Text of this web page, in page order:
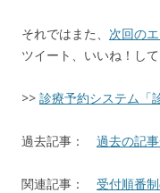
それではまた、 次回の
ツイート、いいね！し
>> 診療予約システム「
過去記事： 過去の記
関連記事： 受付順番